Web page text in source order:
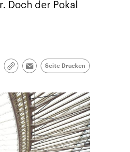
Doch der Pokal
Link
Email
Seite Drucken